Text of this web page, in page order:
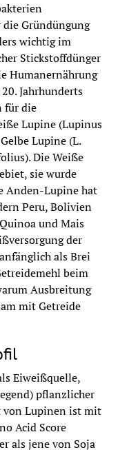
Gründüngung
wichtig im
Stickstoffdünger
Humanernährung
Jahrhunderts
für die
Lupine (Lupinus
Lupine (L.
Die Weiße
sie wurde
Anden-Lupine hat
Peru, Bolivien
und Mais
der
als Brei
beim
Ausbreitung
mit Getreide
Eiweißquelle,
pflanzlicher
von Lupinen ist mit
Acid Score
als jene von Soja